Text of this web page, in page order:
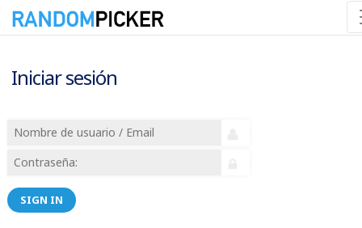
Iniciar sesión
SIGN IN